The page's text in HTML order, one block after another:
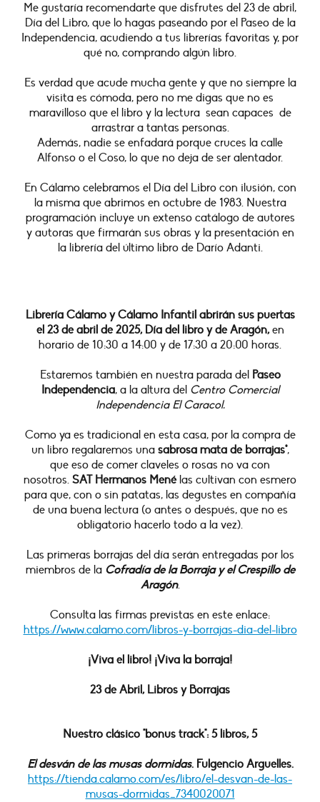
Me gustaría recomendarte que disfrutes del 23 de abril,
Día del Libro, que lo hagas paseando por el Paseo de la
Independencia, acudiendo a tus librerías favoritas y, por
qué no, comprando algún libro.
Es verdad que acude mucha gente y que no siempre la
visita es cómoda, pero no me digas que no es
maravilloso que el libro y la lectura sean capaces de
arrastrar a tantas personas.
Además, nadie se enfadará porque cruces la calle
Alfonso o el Coso, lo que no deja de ser alentador.
En Cálamo celebramos el Día del Libro con ilusión, con
la misma que abrimos en octubre de 1983. Nuestra
programación incluye un extenso catálogo de autores
y autoras que firmarán sus obras y la presentación en
la librería del último libro de Darío Adanti.
Librería Cálamo y Cálamo Infantil abrirán sus puertas
el 23 de abril de 2025, Día del libro y de Aragón,en
horario de 10:30 a 14:00 y de 17:30 a 20:00 horas.
Estaremos también en nuestra parada del Paseo
Independencia, a la altura del Centro Comercial
Independencia El Caracol.
Como ya es tradicional en esta casa, por la compra de
un libro regalaremos una sabrosa mata de borrajas*,
que eso de comer claveles o rosas no va con
nosotros. SAT Hermanos Mené las cultivan con esmero
para que, con o sin patatas, las degustes en compañía
de una buena lectura (o antes o después, que no es
obligatorio hacerlo todo a la vez).
Las primeras borrajas del día serán entregadas por los
miembros de la Cofradía de la Borraja y el Crespillo de
Aragón.
Consulta las firmas previstas en este enlace:
https://www.calamo.com/libros-y-borrajas-dia-del-libro
¡Viva el libro! ¡Viva la borraja!
23 de Abril, Libros y Borrajas
Nuestro clásico "bonus track": 5 libros, 5
El desván de las musas dormidas. Fulgencio Arguelles.
https://tienda.calamo.com/es/libro/el-desvan-de-las-
musas-dormidas_7340020071